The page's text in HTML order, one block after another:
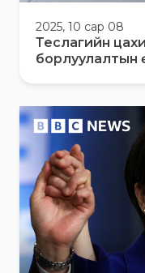
2025, 10 сар 08
Теслагийн
борлуулалтын